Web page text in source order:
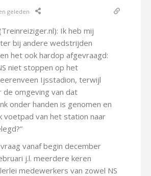
geleden
Ik heb mij
bij andere wedstrijden
het ook hardop afgevraagd:
niet stoppen op het
Ijsstadion, terwijl
de omgeving van dat
onder handen is genomen en
voetpad van het station naar
vanaf begin december
j.l. meerdere keren
medewerkers van zowel NS